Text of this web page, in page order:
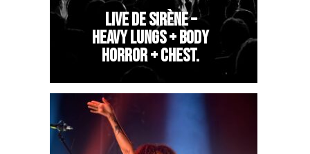
LIVE DE SIRÈNE –
HEAVY LUNGS + BODY
HORROR + CHEST.